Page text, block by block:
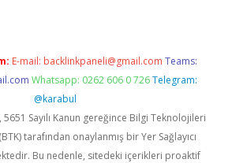
E-mail: backlinkpaneli@gmail.com Teams:
Whatsapp: 0262 606 0 726 Telegram:
@karabul
5651 Sayılı Kanun gereğince Bilgi Teknolojileri
tarafından onaylanmış bir Yer Sağlayıcı
Bu nedenle, sitedeki içerikleri proaktif